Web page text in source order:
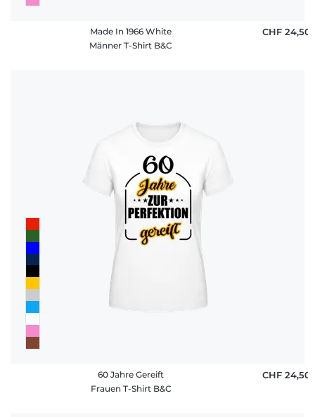
Made In 1966 White
Männer T-Shirt B&C
CHF 24,50
60 Jahre Gereift
Frauen T-Shirt B&C
CHF 24,50